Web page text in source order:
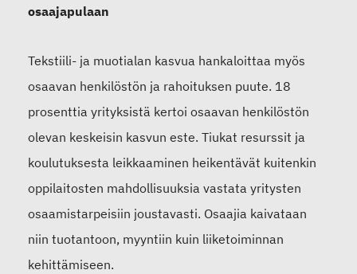
osaajapulaan
Tekstiili- ja muotialan kasvua hankaloittaa myös
osaavan henkilöstön ja rahoituksen puute. 18
prosenttia yrityksistä kertoi osaavan henkilöstön
olevan keskeisin kasvun este. Tiukat resurssit ja
koulutuksesta leikkaaminen heikentävät kuitenkin
oppilaitosten mahdollisuuksia vastata yritysten
osaamistarpeisiin joustavasti. Osaajia kaivataan
niin tuotantoon, myyntiin kuin liiketoiminnan
kehittämiseen.